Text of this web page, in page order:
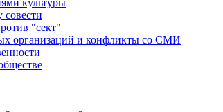
культуры
совести
"сект"
организаций и конфликты со СМИ